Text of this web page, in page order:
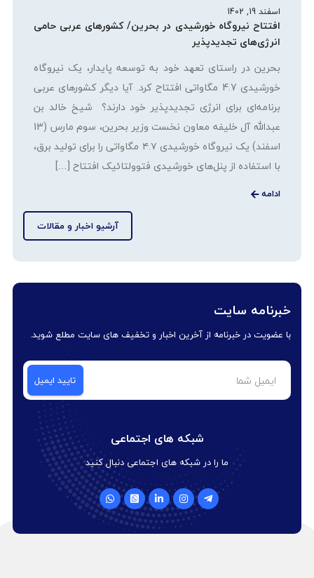
اسفند 19, 1402
افتتاح نیروگاه خورشیدی در بحرین/ کشورهای عربی حامی
انرژی‌های تجدیدپذیر
بحرین در راستای تعهد خود به توسعه پایدار، یک نیروگاه
خورشیدی 4.7 مگاواتی افتتاح کرد. آیا دیگر کشورهای عربی
برنامه‌ای برای انرژی تجدیدپذیر خود دارند؟ شیخ خالد بن
عبدالله آل خلیفه معاون نخست وزیر بحرین، سوم مارس (13
اسفند) یک نیروگاه خورشیدی ۴.۷ مگاواتی را برای تولید برق،
با استفاده از پنل‌های خورشیدی فتوولتائیک افتتاح […]
ادامه
آرشیو اخبار و مقالات
خبرنامه سایت
با عضویت در خبرنامه از آخرین اخبار و تخفیف های سایت مطلع شوید.
شبکه های اجتماعی
ما را در شبکه های اجتماعی دنبال کنید